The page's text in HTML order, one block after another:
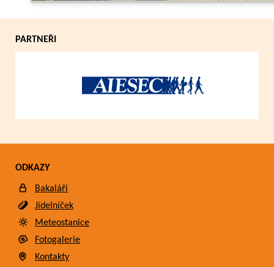
PARTNEŘI
ODKAZY
Bakaláři
Jídelníček
Meteostanice
Fotogalerie
Kontakty